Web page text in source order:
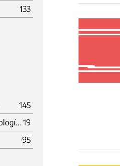
133
145
Instituto Nacional de Tecnología Agropecuaria (INTA) 19
95